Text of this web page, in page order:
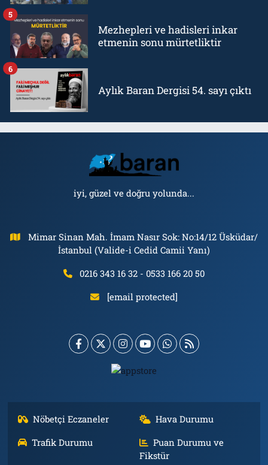
Mezhepleri ve hadisleri inkar
etmenin sonu mürtetliktir
5
Aylık Baran Dergisi 54. sayı çıktı
6
iyi, güzel ve doğru yolunda...
Mimar Sinan Mah. İmam Nasır Sok: No:14/12 Üsküdar/
İstanbul (Valide-i Cedid Camii Yanı)
0216 343 16 32 - 0533 166 20 50
[email protected]
Nöbetçi Eczaneler
Hava Durumu
Trafik Durumu
Puan Durumu ve
Fikstür